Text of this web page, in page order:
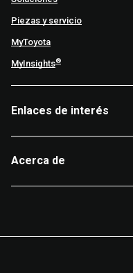
Piezas y servicio
MyToyota
MyInsights®
Enlaces de interés
Acerca de